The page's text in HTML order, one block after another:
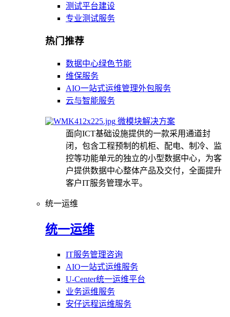
测试平台建设
专业测试服务
热门推荐
数据中心绿色节能
维保服务
AIO一站式运维管理外包服务
云与智能服务
微模块解决方案
面向ICT基础设施提供的一款采用通道封
闭，包含工程预制的机柜、配电、制冷、监
控等功能单元的独立的小型数据中心，为客
户提供数据中心整体产品及交付，全面提升
客户IT服务管理水平。
统一运维
统一运维
IT服务管理咨询
AIO一站式运维服务
U-Center统一运维平台
业务运维服务
安仔远程运维服务